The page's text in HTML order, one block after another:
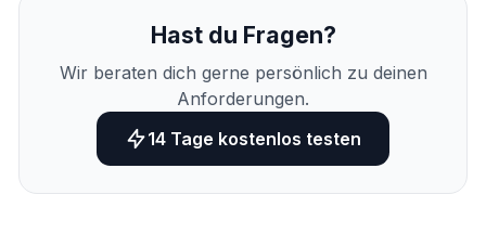
Hast du Fragen?
Wir beraten dich gerne persönlich zu deinen
Anforderungen.
14 Tage kostenlos testen